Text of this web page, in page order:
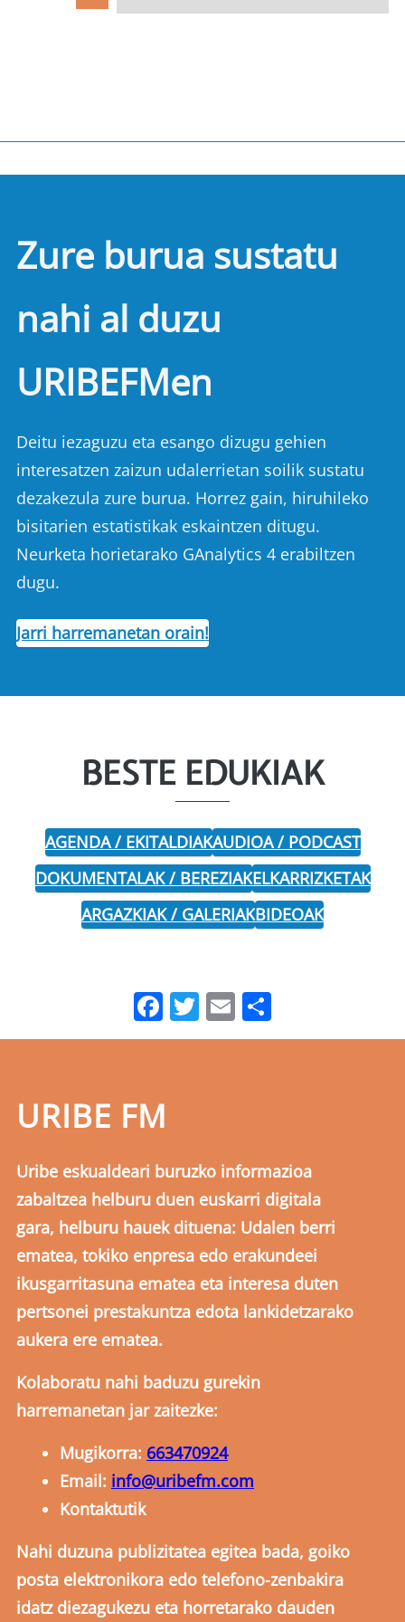
Zure burua sustatu
nahi al duzu
URIBEFMen
Deitu iezaguzu eta esango dizugu gehien
interesatzen zaizun udalerrietan soilik sustatu
dezakezula zure burua. Horrez gain, hiruhileko
bisitarien estatistikak eskaintzen ditugu.
Neurketa horietarako GAnalytics 4 erabiltzen
dugu.
Jarri harremanetan orain!
BESTE EDUKIAK
AGENDA / EKITALDIAKAUDIOA / PODCAST
DOKUMENTALAK / BEREZIAKELKARRIZKETAK
ARGAZKIAK / GALERIAKBIDEOAK
Facebook
Twitter
Email
URIBE FM
Uribe eskualdeari buruzko informazioa
zabaltzea helburu duen euskarri digitala
gara, helburu hauek dituena: Udalen berri
ematea, tokiko enpresa edo erakundeei
ikusgarritasuna ematea eta interesa duten
pertsonei prestakuntza edota lankidetzarako
aukera ere ematea.
Kolaboratu nahi baduzu gurekin
harremanetan jar zaitezke:
Mugikorra: 663470924
Email: info@uribefm.com
Kontaktutik
Nahi duzuna publizitatea egitea bada, goiko
posta elektronikora edo telefono-zenbakira
idatz diezagukezu eta horretarako dauden